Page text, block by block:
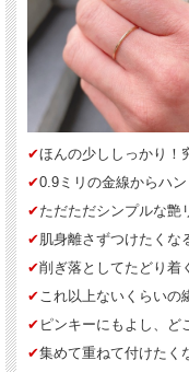
✔︎ほんの少ししっかり！
✔︎0.9ミリの金線からハ
✔︎ただただシンプルな艶
✔︎肌身離さずつけたくな
✔︎削ぎ落としてたどり着
✔︎これ以上ないくらいの
✔︎ ピンキーにもよし、ど
✔︎集めて重ねて付けた